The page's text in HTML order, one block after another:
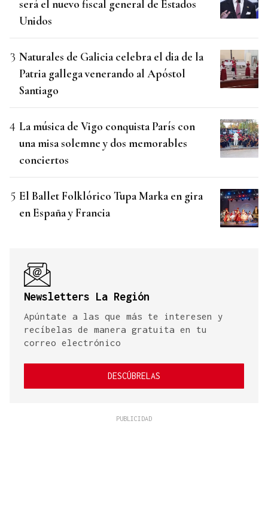
será el nuevo fiscal general de Estados
Unidos
Naturales de Galicia celebra el dia de la
Patria gallega venerando al Apóstol
Santiago
La música de Vigo conquista París con
una misa solemne y dos memorables
conciertos
El Ballet Folklórico Tupa Marka en gira
en España y Francia
Newsletters La Región
Apúntate a las que más te interesen y
recíbelas de manera gratuita en tu
correo electrónico
DESCÚBRELAS